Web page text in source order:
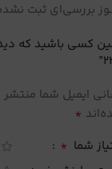
بررسی‌ای ثبت
کسی باشید که
ایمیل شما
*
شما *